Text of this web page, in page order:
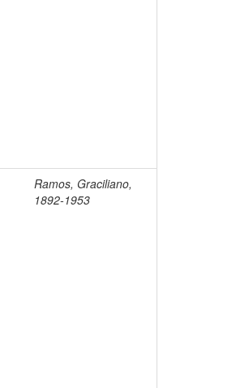
Ramos, Graciliano,
1892-1953